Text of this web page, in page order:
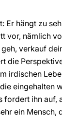
Er hängt zu
vor, nämlich
verkauf
die
irdischen
eingehalten
fordert ihn auf,
ein Mensch,